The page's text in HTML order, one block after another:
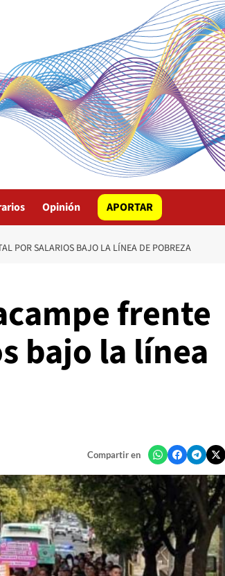
Opinión APORTAR
POR SALARIOS BAJO LA LÍNEA DE POBREZA
frente
bajo la línea
Compartir en